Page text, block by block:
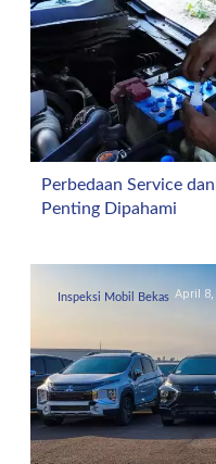
Perbedaan Service
Penting Dipahami
Inspeksi Mobil Bekas April 8,